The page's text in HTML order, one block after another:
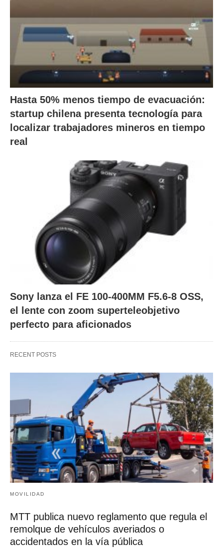
Hasta 50% menos tiempo de evacuación:
startup chilena presenta tecnología para
localizar trabajadores mineros en tiempo
real
Sony lanza el FE 100-400MM F5.6-8 OSS,
el lente con zoom superteleobjetivo
perfecto para aficionados
RECENT POSTS
MOVILIDAD
MTT publica nuevo reglamento que regula el
remolque de vehículos averiados o
accidentados en la vía pública